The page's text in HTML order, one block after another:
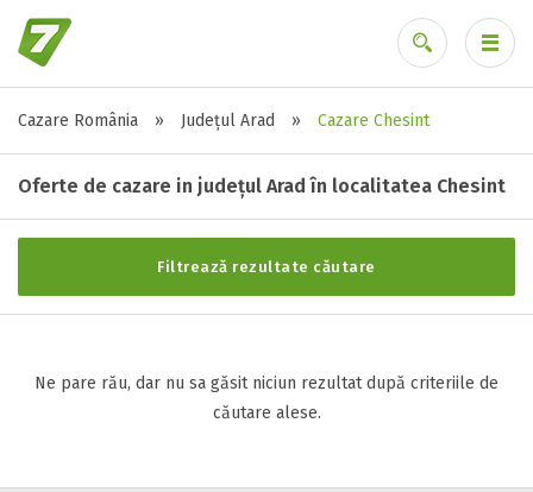
Cazare România » Județul Arad » Cazare Chesint
Oferte de cazare in județul Arad în localitatea Chesint
Filtrează rezultate căutare
Stele / margarete
Neclasificat
2 stele / margarete
3 stele / margarete
Ne pare rău, dar nu sa găsit niciun rezultat după criteriile de
căutare alese.